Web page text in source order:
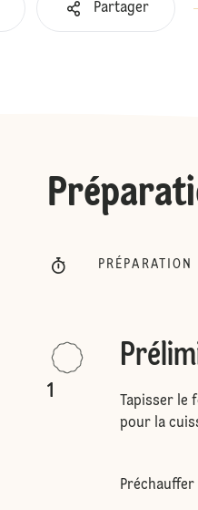
Partager
PRÉPARATION
1
Tapisser
pour la